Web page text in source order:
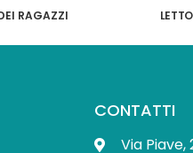
RAGAZZI
CONTATTI
Via